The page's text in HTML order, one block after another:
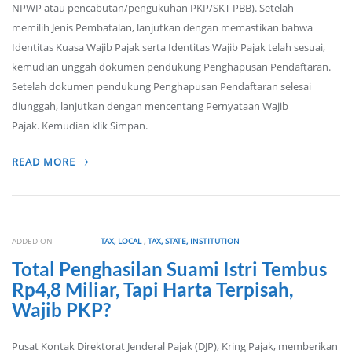
NPWP atau pencabutan/pengukuhan PKP/SKT PBB). Setelah
memilih Jenis Pembatalan, lanjutkan dengan memastikan bahwa
Identitas Kuasa Wajib Pajak serta Identitas Wajib Pajak telah sesuai,
kemudian unggah dokumen pendukung Penghapusan Pendaftaran.
Setelah dokumen pendukung Penghapusan Pendaftaran selesai
diunggah, lanjutkan dengan mencentang Pernyataan Wajib
Pajak. Kemudian klik Simpan.
READ MORE
ADDED ON TAX, LOCAL,TAX, STATE, INSTITUTION
Total Penghasilan Suami Istri Tembus
Rp4,8 Miliar, Tapi Harta Terpisah,
Wajib PKP?
Pusat Kontak Direktorat Jenderal Pajak (DJP), Kring Pajak, memberikan